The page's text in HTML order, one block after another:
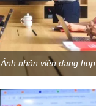
Ảnh nhân viên đang họp